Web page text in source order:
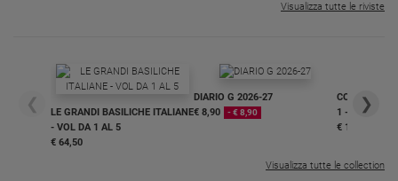
Arte
Famiglia
Visualizza tutte le riviste
❮
LE GRANDI BASILICHE ITALIANE
- VOL DA 1 AL 5
€ 64,50
DIARIO G 2026-27
€ 8,90
- € 8,90
COLLANA
1 - 2
€ 18,50
❯
Visualizza tutte le collection